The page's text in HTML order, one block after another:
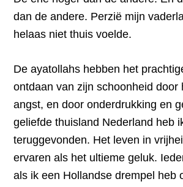
dan de andere. Perzië mijn
helaas niet thuis voelde.
De ayatollahs hebben het
ontdaan van zijn schoonheid door
angst, en door onderdrukking en
geliefde thuisland Nederland heb
teruggevonden. Het leven in
ervaren als het ultieme geluk.
als ik een Hollandse drempel heb